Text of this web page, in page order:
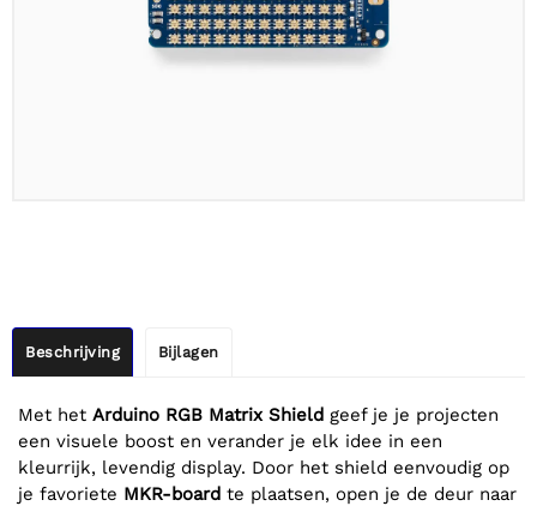
Beschrijving Bijlagen
Met het Arduino RGB Matrix Shield geef je je projecten
een visuele boost en verander je elk idee in een
kleurrijk, levendig display. Door het shield eenvoudig op
je favoriete MKR-board te plaatsen, open je de deur naar